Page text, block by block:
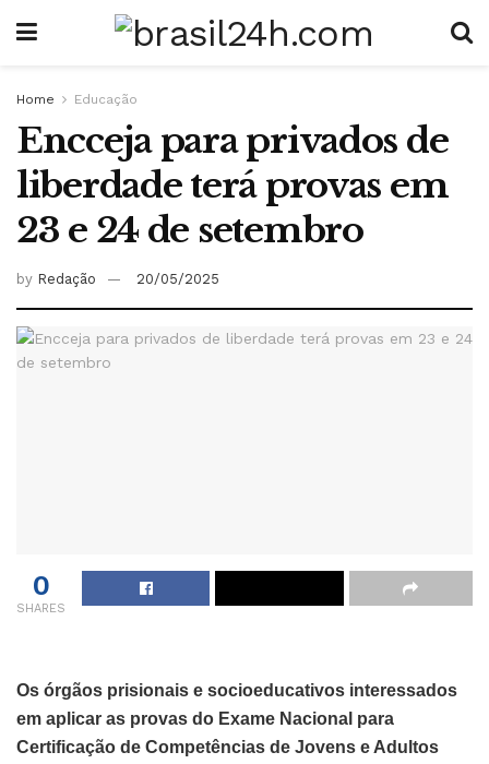
Home Educação
Encceja para privados de
liberdade terá provas em
23 e 24 de setembro
by Redação 20/05/2025
0
SHARES
Os órgãos prisionais e socioeducativos interessados
em aplicar as provas do Exame Nacional para
Certificação de Competências de Jovens e Adultos